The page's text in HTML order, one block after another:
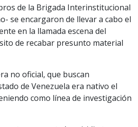
de la Brigada Interinstitucional
se encargaron de llevar a cabo el
en la llamada escena del
de recabar presunto material
no oficial, que buscan
de Venezuela era nativo el
como línea de investigación